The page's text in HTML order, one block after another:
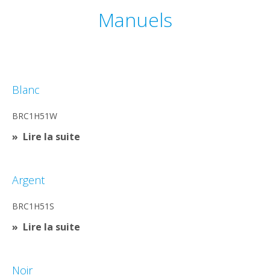
Manuels
Blanc
BRC1H51W
Lire la suite
Argent
BRC1H51S
Lire la suite
Noir